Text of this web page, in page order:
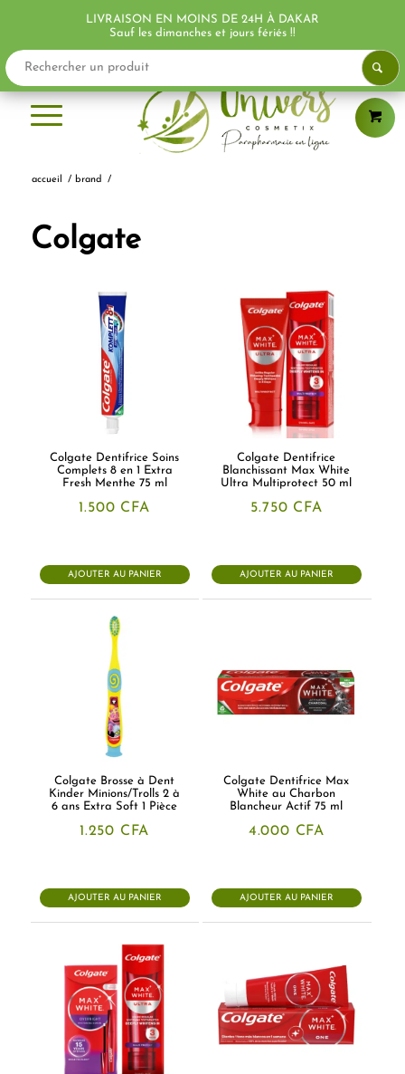
accueil / brand /
Colgate
Colgate Dentifrice Soins
Complets 8 en 1 Extra
Fresh Menthe 75 ml
1.500 CFA
AJOUTER AU PANIER
Colgate Dentifrice
Blanchissant Max White
Ultra Multiprotect 50 ml
5.750 CFA
AJOUTER AU PANIER
Colgate Brosse à Dent
Kinder Minions/Trolls 2 à
6 ans Extra Soft 1 Pièce
1.250 CFA
AJOUTER AU PANIER
Colgate Dentifrice Max
White au Charbon
Blancheur Actif 75 ml
4.000 CFA
AJOUTER AU PANIER
LIVRAISON EN MOINS DE 24H À DAKAR
Sauf les dimanches et jours fériés !!